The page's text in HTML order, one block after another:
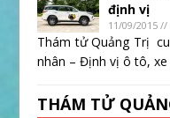
định vị
11/09/2015
Thám tử Quảng Trị
nhân – Định vị ô tô, xe
THÁM TỬ